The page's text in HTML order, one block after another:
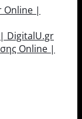
Online |
DigitalU.gr
Online |